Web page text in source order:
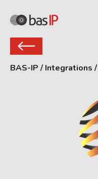
BAS-IP / Integrations /